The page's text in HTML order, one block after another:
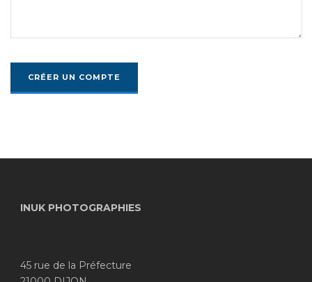
INUK PHOTOGRAPHIES
45 rue de la Préfecture